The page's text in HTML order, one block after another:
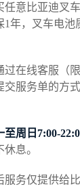
；而体积比能
铅酸电池的3
NEW
任意比亚迪叉
1年，叉车电池
过在线客服（
交服务单的方
至周日7:00-
息。
服务仅提供给